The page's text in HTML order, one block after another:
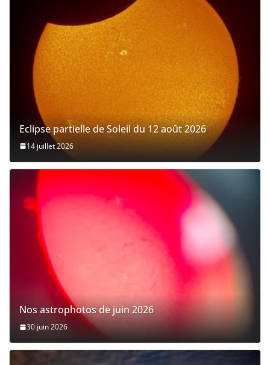
Eclipse partielle de Soleil du 12 août 2026
14 juillet 2026
Nos astrophotos de juin 2026
30 juin 2026